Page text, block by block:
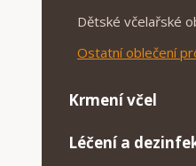
Dětské včelařské
Ostatní oblečení
Krmení včel
Léčení a